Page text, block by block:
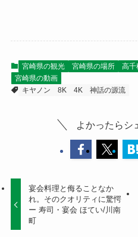
宮崎県の観光 宮崎県の場所 高千
宮崎県の動画
キヤノン
8K 4K 神話の源流
よかったらシ
宴会料理と侮ることなか
れ。そのクオリティに驚愕
ー 寿司・宴会 ほてい/川南
町